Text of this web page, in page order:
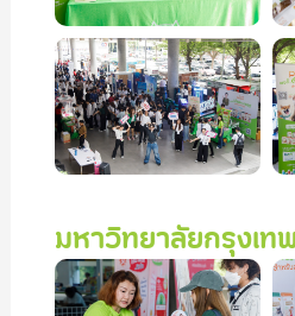
มหาวิทยาลัยกรุงเท